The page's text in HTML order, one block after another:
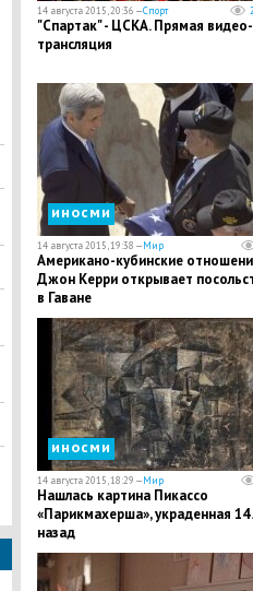
14 августа 2015, 20:36 —Спорт
"Спартак" - ЦСКА. Прямая видео-
трансляция
иносми
14 августа 2015, 19:38 —Мир
​Американо-кубинские
Джон Керри открывает
в Гаване
иносми
14 августа 2015, 18:29 —Мир
​Нашлась картина Пикассо
«Парикмахерша», украденная 14
назад